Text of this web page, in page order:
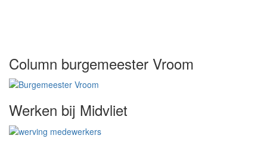
Column burgemeester Vroom
Werken bij Midvliet